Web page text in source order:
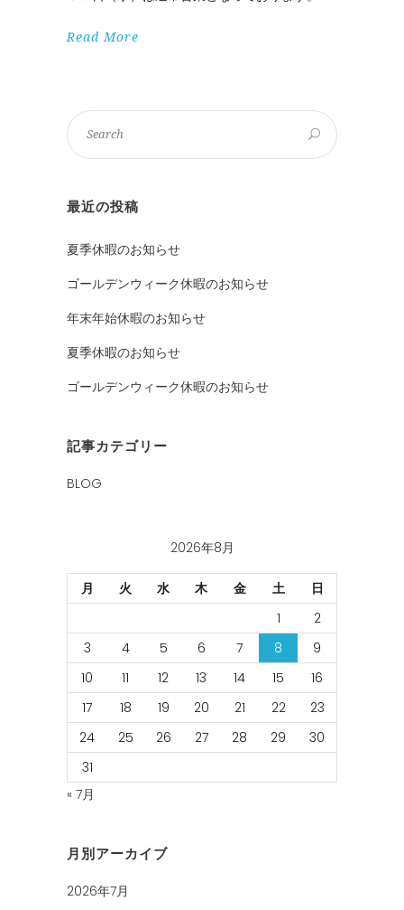
Read More
最近の投稿
夏季休暇のお知らせ
ゴールデンウィーク休暇のお知らせ
年末年始休暇のお知らせ
夏季休暇のお知らせ
ゴールデンウィーク休暇のお知らせ
記事カテゴリー
BLOG
2026年8月
月 火 水 木 金 土
日
1
2
3
4 5 6 7 8
9
10
11 12 13 14 15
16
17
18 19 20 21 22
23
24
25 26 27 28 29
30
31
« 7月
月別アーカイブ
2026年7月